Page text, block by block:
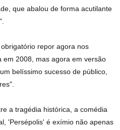
que abalou de forma acutilante
repor agora nos
em 2008, mas agora em versão
belíssimo sucesso de público,
a tragédia histórica, a comédia
'Persépolis' é exímio não apenas